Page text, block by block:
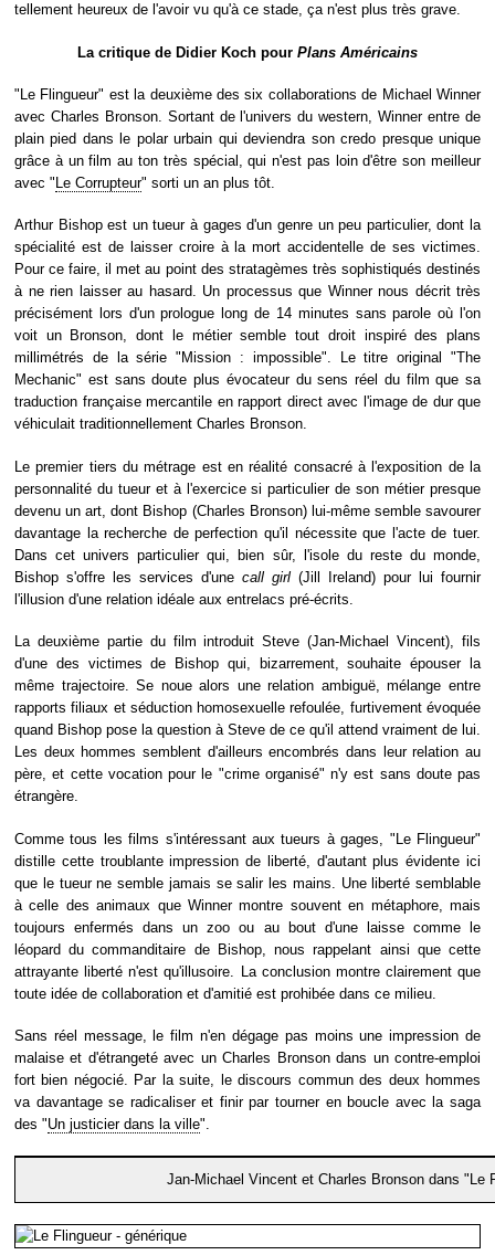
tellement heureux de l'avoir vu qu'à ce stade, ça n'est plus très grave.
La critique de Didier Koch pour Plans Américains
"Le Flingueur" est la deuxième des six collaborations de Michael Winner
avec Charles Bronson. Sortant de l'univers du western, Winner entre de
plain pied dans le polar urbain qui deviendra son credo presque unique
grâce à un film au ton très spécial, qui n'est pas loin d'être son meilleur
avec " Le Corrupteur" sorti un an plus tôt.
Arthur Bishop est un tueur à gages d'un genre un peu particulier, dont la
spécialité est de laisser croire à la mort accidentelle de ses victimes.
Pour ce faire, il met au point des stratagèmes très sophistiqués destinés
à ne rien laisser au hasard. Un processus que Winner nous décrit très
précisément lors d'un prologue long de 14 minutes sans parole où l'on
voit un Bronson, dont le métier semble tout droit inspiré des plans
millimétrés de la série "Mission : impossible". Le titre original "The
Mechanic" est sans doute plus évocateur du sens réel du film que sa
traduction française mercantile en rapport direct avec l'image de dur que
véhiculait traditionnellement Charles Bronson.
Le premier tiers du métrage est en réalité consacré à l'exposition de la
personnalité du tueur et à l'exercice si particulier de son métier presque
devenu un art, dont Bishop (Charles Bronson) lui-même semble savourer
davantage la recherche de perfection qu'il nécessite que l'acte de tuer.
Dans cet univers particulier qui, bien sûr, l'isole du reste du monde,
Bishop s'offre les services d'une call girl (Jill Ireland) pour lui fournir
l'illusion d'une relation idéale aux entrelacs pré-écrits.
La deuxième partie du film introduit Steve (Jan-Michael Vincent), fils
d'une des victimes de Bishop qui, bizarrement, souhaite épouser la
même trajectoire. Se noue alors une relation ambiguë, mélange entre
rapports filiaux et séduction homosexuelle refoulée, furtivement évoquée
quand Bishop pose la question à Steve de ce qu'il attend vraiment de lui.
Les deux hommes semblent d'ailleurs encombrés dans leur relation au
père, et cette vocation pour le "crime organisé" n'y est sans doute pas
étrangère.
Comme tous les films s'intéressant aux tueurs à gages, "Le Flingueur"
distille cette troublante impression de liberté, d'autant plus évidente ici
que le tueur ne semble jamais se salir les mains. Une liberté semblable
à celle des animaux que Winner montre souvent en métaphore, mais
toujours enfermés dans un zoo ou au bout d'une laisse comme le
léopard du commanditaire de Bishop, nous rappelant ainsi que cette
attrayante liberté n'est qu'illusoire. La conclusion montre clairement que
toute idée de collaboration et d'amitié est prohibée dans ce milieu.
Sans réel message, le film n'en dégage pas moins une impression de
malaise et d'étrangeté avec un Charles Bronson dans un contre-emploi
fort bien négocié. Par la suite, le discours commun des deux hommes
va davantage se radicaliser et finir par tourner en boucle avec la saga
des "Un justicier dans la ville".
Jan-Michael Vincent et Charles Bronson dans "Le